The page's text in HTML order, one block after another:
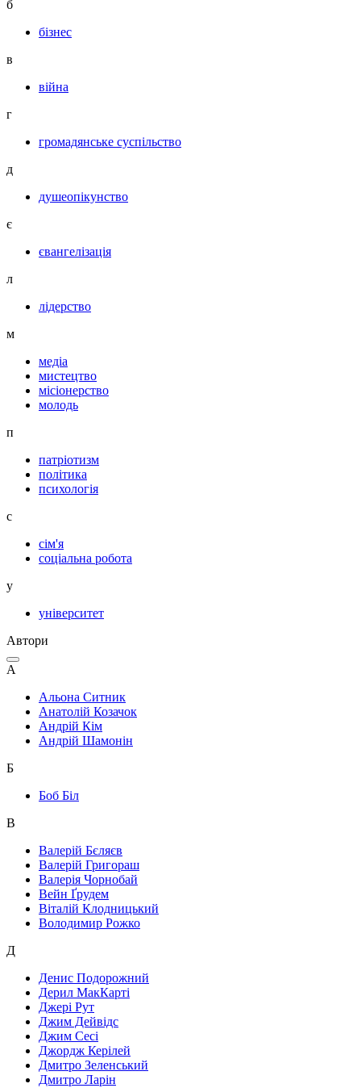
б
бізнес
в
війна
г
громадянське суспільство
д
душеопікунство
є
євангелізація
л
лідерство
м
медіа
мистецтво
місіонерство
молодь
п
патріотизм
політика
психологія
с
сім'я
соціальна робота
у
університет
Автори
А
Альона Ситник
Анатолій Козачок
Андрій Кім
Андрій Шамонін
Б
Боб Біл
В
Валерій Бєляєв
Валерій Григораш
Валерія Чорнобай
Вейн Ґрудем
Віталій Клодницький
Володимир Рожко
Д
Денис Подорожний
Дерил МакКарті
Джері Рут
Джим Дейвідс
Джим Сесі
Джордж Керілей
Дмитро Зеленський
Дмитро Ларін